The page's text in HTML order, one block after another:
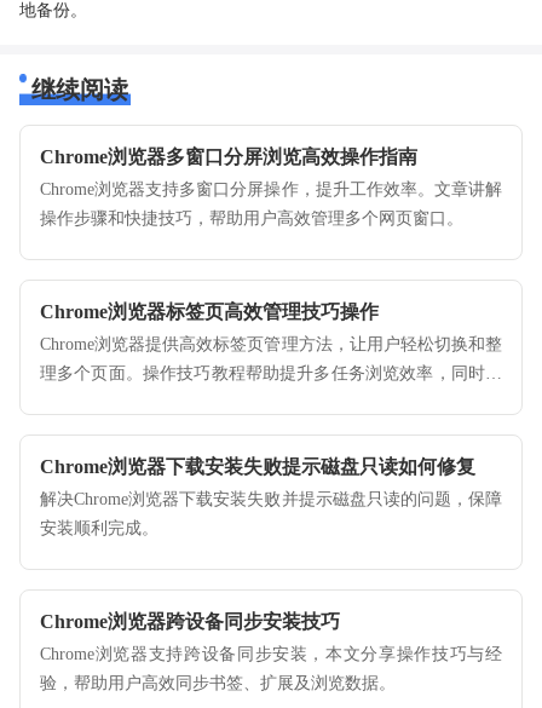
地备份。
继续阅读
Chrome浏览器多窗口分屏浏览高效操作指南
Chrome浏览器支持多窗口分屏操作，提升工作效率。文章讲解
操作步骤和快捷技巧，帮助用户高效管理多个网页窗口。
Chrome浏览器标签页高效管理技巧操作
Chrome浏览器提供高效标签页管理方法，让用户轻松切换和整
理多个页面。操作技巧教程帮助提升多任务浏览效率，同时减
Chrome浏览器下载安装失败提示磁盘只读如何修复
解决Chrome浏览器下载安装失败并提示磁盘只读的问题，保障
安装顺利完成。
Chrome浏览器跨设备同步安装技巧
Chrome浏览器支持跨设备同步安装，本文分享操作技巧与经
验，帮助用户高效同步书签、扩展及浏览数据。